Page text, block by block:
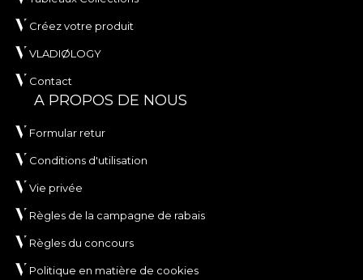
Créez votre produit
VLADIØLOGY
Contact
A PROPOS DE NOUS
Formular retur
Conditions d'utilisation
Vie privée
Règles de la campagne de rabais
Règles du concours
Politique en matière de cookies